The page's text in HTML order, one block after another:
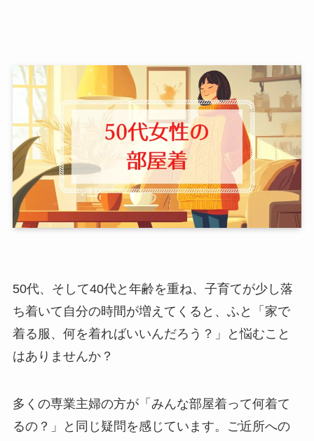
50代、そして40代と年齢を重ね、子育てが少し落
ち着いて自分の時間が増えてくると、ふと「家で
着る服、何を着ればいいんだろう？」と悩むこと
はありませんか？
多くの専業主婦の方が「みんな部屋着って何着て
るの？」と同じ疑問を感じています。ご近所への